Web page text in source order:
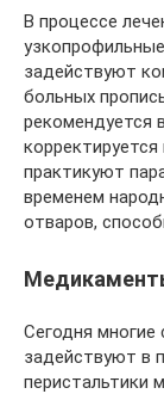
В процессе
задействуют
больных
рекомендуется
практикуют
временем
отваров,
Сегодня многие
задействуют в
перистальтики